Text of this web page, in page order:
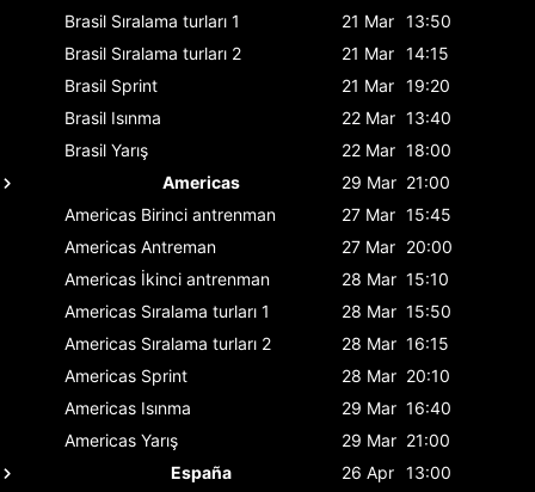
Brasil Sıralama turları 1 21 Mar 13:50
Brasil Sıralama turları 2 21 Mar 14:15
Brasil Sprint 21 Mar 19:20
Brasil Isınma 22 Mar 13:40
Brasil Yarış 22 Mar 18:00
Americas
29 Mar 21:00
Americas Birinci antrenman 27 Mar 15:45
Americas Antreman 27 Mar 20:00
Americas İkinci antrenman 28 Mar 15:10
Americas Sıralama turları 1 28 Mar 15:50
Americas Sıralama turları 2 28 Mar 16:15
Americas Sprint 28 Mar 20:10
Americas Isınma 29 Mar 16:40
Americas Yarış 29 Mar 21:00
España
26 Apr 13:00